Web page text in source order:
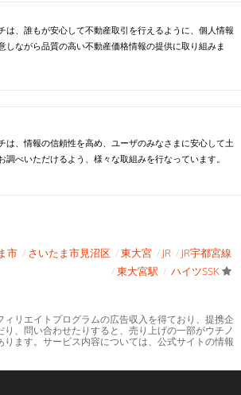
は、誰もが安心して不動産取引を行えるように、個人情報
しながら品質の高い不動産価格情報の提供に取り組みま
は、情報の信頼性を高め、ユーザのみなさまに安心して土
調べいただけるよう、様々な取組みを行なっています。
市 さいたま市見沼区 東大宮 JR
JR宇都宮線
東大宮駅
ハイツSSK
ィリエイトプログラムの広告収入を得ており、提携企
、問い合わせたりすると、売り上げの一部がウチノ
ります。サービス内容については、公式サイトの情報